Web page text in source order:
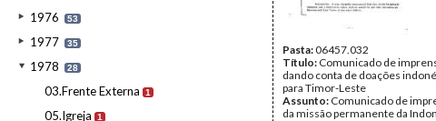
1976 53
1977 35
1978 28
03.Frente Externa 1
05.Igreja 1
Pasta:06457.032
Título: Comunicado de
dando conta de doações
para Timor-Leste
Assunto: Comunicado de
da missão permanente da